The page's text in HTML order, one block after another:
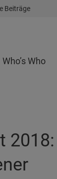
Beiträge
Who’s Who